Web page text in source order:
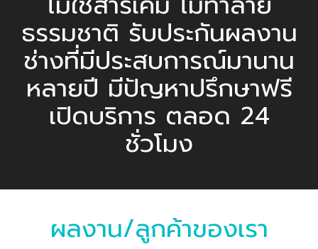
ธรรมชาติ รับประกันผลงาน
ช่างที่มีประสบการณ์มานาน
หลายปี มีปัญหาปรึกษาฟรี
เปิดบริการ ตลอด 24
ชั่วโมง
ผลงาน/ลูกค้าของเรา